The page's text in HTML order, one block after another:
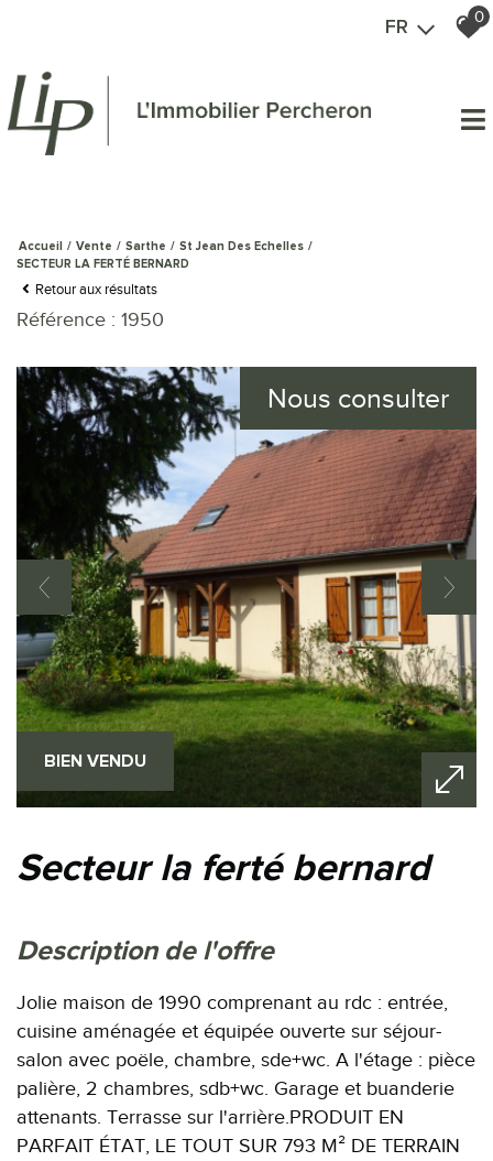
FR
0
Accueil Vente Sarthe
St Jean Des Echelles
SECTEUR LA FERTÉ BERNARD
Retour aux résultats
Référence : 1950
BIEN VENDU
Nous consulter
secteur la ferté bernard
description de l'offre
Jolie maison de 1990 comprenant au rdc : entrée,
cuisine aménagée et équipée ouverte sur séjour-
salon avec poële, chambre, sde+wc. A l'étage : pièce
palière, 2 chambres, sdb+wc. Garage et buanderie
attenants. Terrasse sur l'arrière.PRODUIT EN
PARFAIT ÉTAT, LE TOUT SUR 793 M² DE TERRAIN